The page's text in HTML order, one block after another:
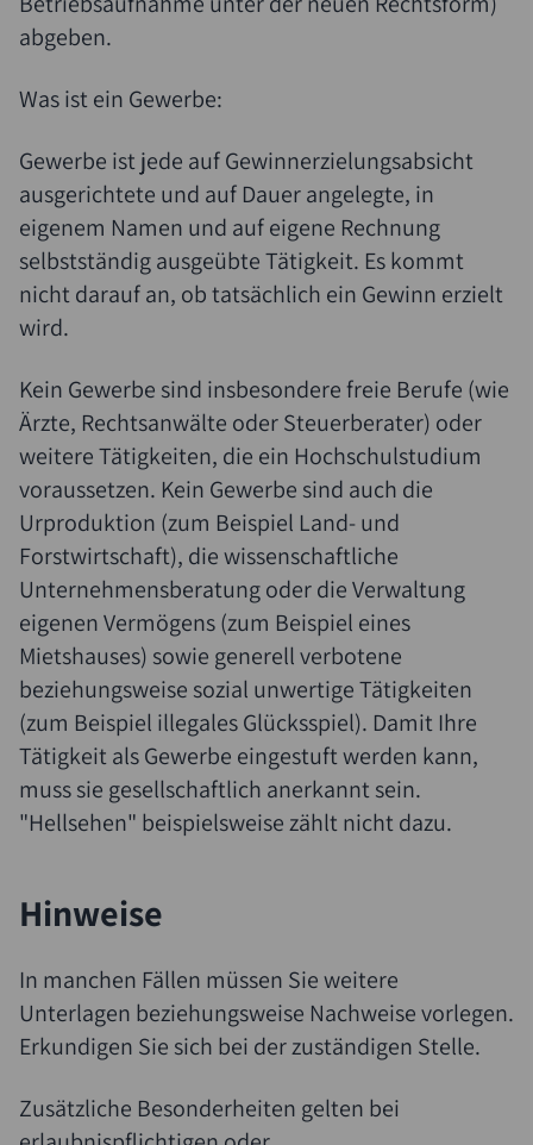
abgeben.
Was ist ein Gewerbe:
Gewerbe ist jede auf Gewinnerzielungsabsicht
ausgerichtete und auf Dauer angelegte, in
eigenem Namen und auf eigene Rechnung
selbstständig ausgeübte Tätigkeit. Es kommt
nicht darauf an, ob tatsächlich ein Gewinn erzielt
wird.
Kein Gewerbe sind insbesondere freie Berufe (wie
Ärzte, Rechtsanwälte oder Steuerberater) oder
weitere Tätigkeiten, die ein Hochschulstudium
voraussetzen. Kein Gewerbe sind auch die
Urproduktion (zum Beispiel Land- und
Forstwirtschaft), die wissenschaftliche
Unternehmensberatung oder die Verwaltung
eigenen Vermögens (zum Beispiel eines
Mietshauses) sowie generell verbotene
beziehungsweise sozial unwertige Tätigkeiten
(zum Beispiel illegales Glücksspiel). Damit Ihre
Tätigkeit als Gewerbe eingestuft werden kann,
muss sie gesellschaftlich anerkannt sein.
"Hellsehen" beispielsweise zählt nicht dazu.
Hinweise
In manchen Fällen müssen Sie weitere
Unterlagen beziehungsweise Nachweise vorlegen.
Erkundigen Sie sich bei der zuständigen Stelle.
Zusätzliche Besonderheiten gelten bei